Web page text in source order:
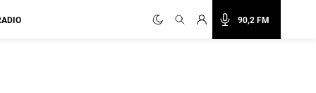
90,2 FM